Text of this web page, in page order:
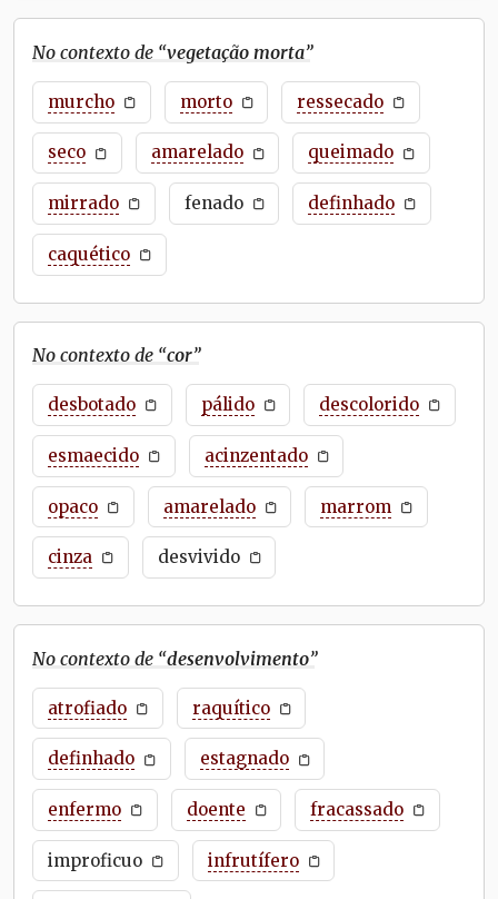
No contexto de “vegetação morta”
murcho morto ressecado
seco amarelado queimado
mirrado fenado definhado
caquético
No contexto de “cor”
desbotado pálido descolorido
esmaecido acinzentado
opaco amarelado marrom
cinza desvivido
No contexto de “desenvolvimento”
atrofiado raquítico
definhado estagnado
enfermo doente fracassado
improficuo infrutífero